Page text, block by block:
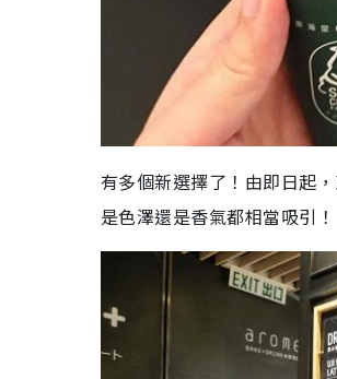
有多個新選擇了！由即日起
是色澤還是香氣都相當吸引！